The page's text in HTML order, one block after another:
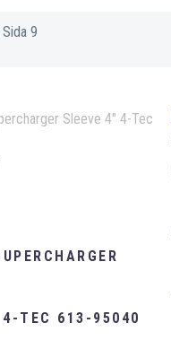
9
4-TEC 613-95040